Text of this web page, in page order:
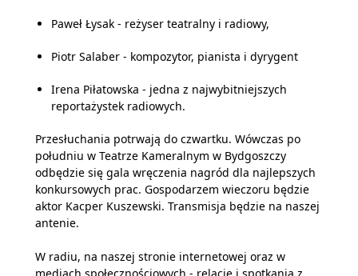
Paweł Łysak - reżyser teatralny i radiowy,
Piotr Salaber - kompozytor, pianista i dyrygent
Irena Piłatowska - jedna z najwybitniejszych
reportażystek radiowych.
Przesłuchania potrwają do czwartku. Wówczas po
południu w Teatrze Kameralnym w Bydgoszczy
odbędzie się gala wręczenia nagród dla najlepszych
konkursowych prac. Gospodarzem wieczoru będzie
aktor Kacper Kuszewski. Transmisja będzie na naszej
antenie.
W radiu, na naszej stronie internetowej oraz w